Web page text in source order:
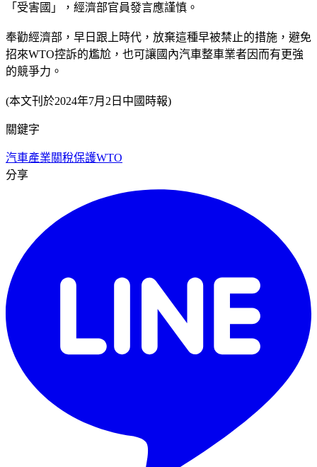
「受害國」，經濟部官員發言應謹慎。
奉勸經濟部，早日跟上時代，放棄這種早被禁止的措施，避免
招來WTO控訴的尷尬，也可讓國內汽車整車業者因而有更強
的競爭力。
(本文刊於2024年7月2日中國時報)
關鍵字
汽車產業關稅保護WTO
分享